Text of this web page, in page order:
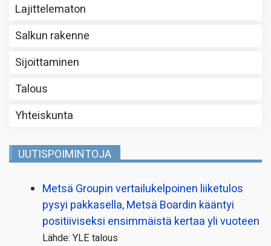
Lajittelematon
Salkun rakenne
Sijoittaminen
Talous
Yhteiskunta
UUTISPOIMINTOJA
Metsä Groupin vertailu­kelpoinen liiketulos
pysyi pakkasella, Metsä Boardin kääntyi
positiiviseksi ensimmäistä kertaa yli vuoteen
Lähde: YLE talous